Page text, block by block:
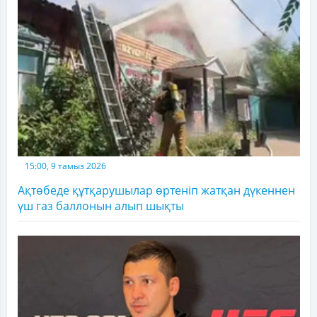
15:00, 9 тамыз 2026
Ақтөбеде құтқарушылар өртеніп жатқан дүкеннен
үш газ баллонын алып шықты